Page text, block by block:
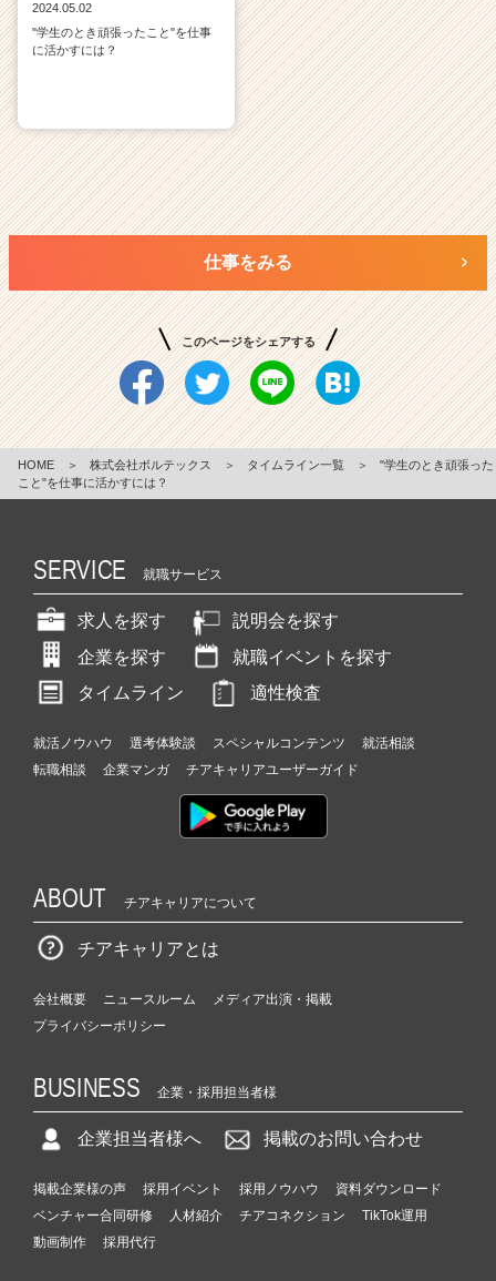
2024.05.02
"学生のとき頑張ったこと"を仕事
に活かすには？
仕事をみる
このページをシェアする
HOME ＞ 株式会社ボルテックス ＞ タイムライン一覧 ＞
"学生のとき頑張った
こと"を仕事に活かすには？
SERVICE 就職サービス
求人を探す
説明会を探す
企業を探す
就職イベントを探す
タイムライン
適性検査
就活ノウハウ 選考体験談 スペシャルコンテンツ
就活相談
転職相談
企業マンガ チアキャリアユーザーガイド
ABOUT チアキャリアについて
チアキャリアとは
会社概要 ニュースルーム
メディア出演・掲載
プライバシーポリシー
BUSINESS 企業・採用担当者様
企業担当者様へ 掲載のお問い合わせ
掲載企業様の声 採用イベント 採用ノウハウ
資料ダウンロード
ベンチャー合同研修
人材紹介 チアコネクション
TikTok運用
動画制作
採用代行